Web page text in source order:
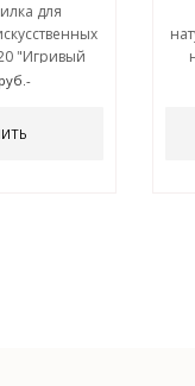
для
"Игривый
Nail File
руб.-